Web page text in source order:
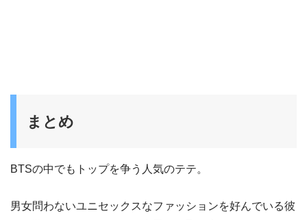
まとめ
BTSの中でもトップを争う人気のテテ。
男女問わないユニセックスなファッションを好んでいる彼